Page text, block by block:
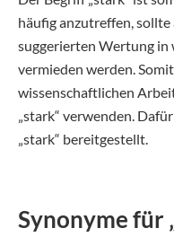
häufig anzutreffen,
suggerierten Wertung in
vermieden werden.
wissenschaftlichen
„stark“ verwenden.
„stark“ bereitgestellt.
Synonyme für